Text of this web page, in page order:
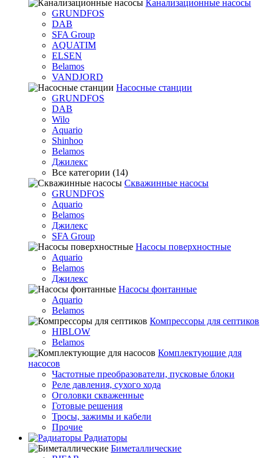
Канализационные насосы
GRUNDFOS
DAB
SFA Group
AQUATIM
ELSEN
Belamos
VANDJORD
Насосные станции
GRUNDFOS
DAB
Wilo
Aquario
Shinhoo
Belamos
Джилекс
Все категории (14)
Скважинные насосы
GRUNDFOS
Aquario
Belamos
Джилекс
SFA Group
Насосы поверхностные
Aquario
Belamos
Джилекс
Насосы фонтанные
Aquario
Belamos
Компрессоры для септиков
HIBLOW
Belamos
Комплектующие для
насосов
Частотные преобразователи, пусковые блоки
Реле давления, сухого хода
Оголовки скваженные
Готовые решения
Тросы, зажимы и кабели
Прочие
Радиаторы
Биметаллические